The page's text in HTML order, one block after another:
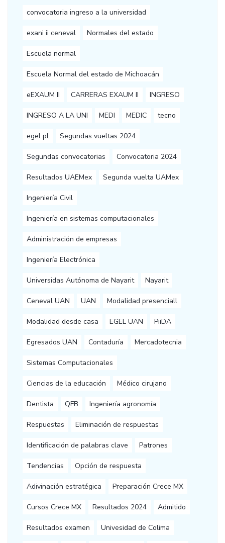
convocatoria ingreso a la universidad
exani ii ceneval Normales del estado
Escuela normal
Escuela Normal del estado de Michoacán
eEXAUM II CARRERAS EXAUM II INGRESO
INGRESO A LA UNI MEDI MEDIC tecno
egel pl Segundas vueltas 2024
Segundas convocatorias Convocatoria 2024
Resultados UAEMex Segunda vuelta UAMex
Ingeniería Civil
Ingeniería en sistemas computacionales
Administración de empresas
Ingeniería Electrónica
Universidas Autónoma de Nayarit Nayarit
Ceneval UAN UAN Modalidad presenciall
Modalidad desde casa EGEL UAN PiiDA
Egresados UAN Contaduría Mercadotecnia
Sistemas Computacionales
Ciencias de la educación Médico cirujano
Dentista QFB Ingeniería agronomía
Respuestas Eliminación de respuestas
Identificación de palabras clave Patrones
Tendencias Opción de respuesta
Adivinación estratégica Preparación Crece MX
Cursos Crece MX Resultados 2024 Admitido
Resultados examen Univesidad de Colima